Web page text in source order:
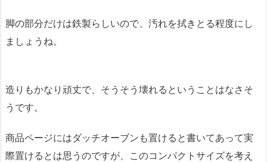
脚の部分だけは鉄製らしいので、汚れを拭きとる程度にし
ましょうね。
造りもかなり頑丈で、そうそう壊れるということはなさそ
うです。
商品ページにはダッチオーブンも置けると書いてあって実
際置けるとは思うのですが、このコンパクトサイズを考え